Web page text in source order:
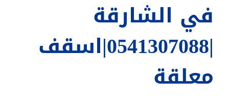
في الشارقة
|0541307088|اسقف
معلقة